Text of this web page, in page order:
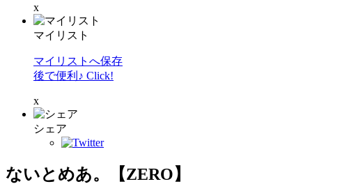
x
マイリスト
マイリストへ保存
後で便利♪ Click!
x
シェア
ないとめあ。【ZERO】